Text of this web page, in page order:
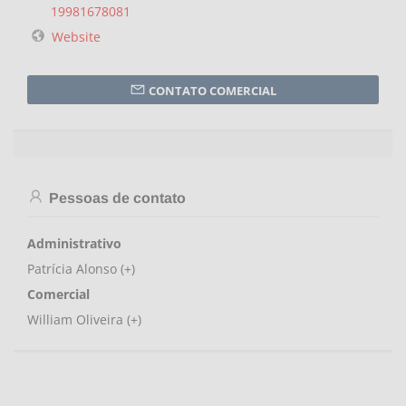
19981678081
Website
CONTATO COMERCIAL
Pessoas de contato
Administrativo
Patrícia Alonso (+)
Comercial
William Oliveira (+)